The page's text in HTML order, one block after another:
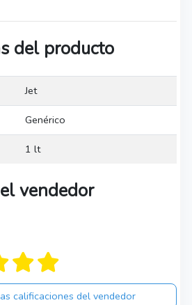
del producto
Jet
Genérico
1 lt
vendedor
calificaciones del vendedor